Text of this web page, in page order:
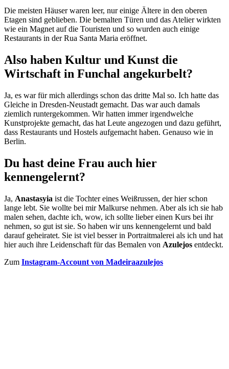
Die meisten Häuser waren leer, nur einige Ältere in den oberen
Etagen sind geblieben. Die bemalten Türen und das Atelier wirkten
wie ein Magnet auf die Touristen und so wurden auch einige
Restaurants in der Rua Santa Maria eröffnet.
Also haben Kultur und Kunst die
Wirtschaft in Funchal angekurbelt?
Ja, es war für mich allerdings schon das dritte Mal so. Ich hatte das
Gleiche in Dresden-Neustadt gemacht. Das war auch damals
ziemlich runtergekommen. Wir hatten immer irgendwelche
Kunstprojekte gemacht, das hat Leute angezogen und dazu geführt,
dass Restaurants und Hostels aufgemacht haben. Genauso wie in
Berlin.
Du hast deine Frau auch hier
kennengelernt?
Ja, Anastasyia ist die Tochter eines Weißrussen, der hier schon
lange lebt. Sie wollte bei mir Malkurse nehmen. Aber als ich sie hab
malen sehen, dachte ich, wow, ich sollte lieber einen Kurs bei ihr
nehmen, so gut ist sie. So haben wir uns kennengelernt und bald
darauf geheiratet. Sie ist viel besser in Portraitmalerei als ich und hat
hier auch ihre Leidenschaft für das Bemalen von Azulejos entdeckt.
Zum Instagram-Account von Madeiraazulejos